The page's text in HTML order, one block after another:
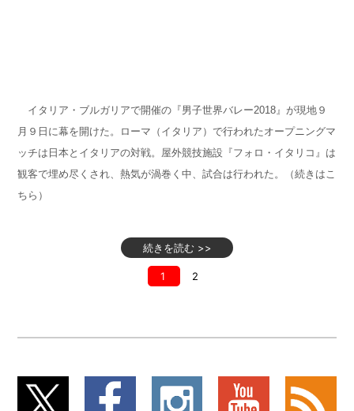
イタリア・ブルガリアで開催の『男子世界バレー2018』が現地９
月９日に幕を開けた。ローマ（イタリア）で行われたオープニングマ
ッチは日本とイタリアの対戦。屋外競技施設『フォロ・イタリコ』は
観客で埋め尽くされ、熱気が渦巻く中、試合は行われた。（続きはこ
ちら）
続きを読む >>
1 2